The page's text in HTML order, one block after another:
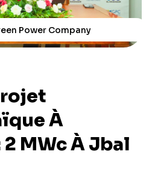
Power Company
À
MWc À Jbal